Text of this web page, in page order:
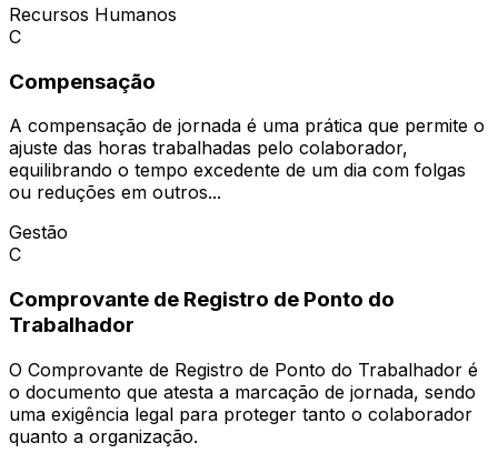
Recursos Humanos
C
Compensação
A compensação de jornada é uma prática que permite o
ajuste das horas trabalhadas pelo colaborador,
equilibrando o tempo excedente de um dia com folgas
ou reduções em outros...
Gestão
C
Comprovante de Registro de Ponto do
Trabalhador
O Comprovante de Registro de Ponto do Trabalhador é
o documento que atesta a marcação de jornada, sendo
uma exigência legal para proteger tanto o colaborador
quanto a organização.